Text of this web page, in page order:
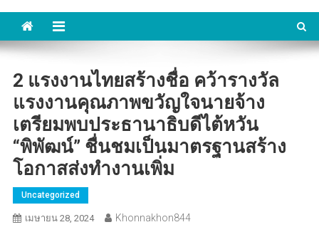
2 แรงงานไทยสร้างชื่อ คว้ารางวัล
แรงงานคุณภาพขวัญใจนายจ้าง
เตรียมพบประธานาธิบดีไต้หวัน
“พิพัฒน์” ชื่นชมเป็นมาตรฐานสร้าง
โอกาสส่งทำงานเพิ่ม
Uncategorized
เมษายน 28, 2024 Khonnakhon844